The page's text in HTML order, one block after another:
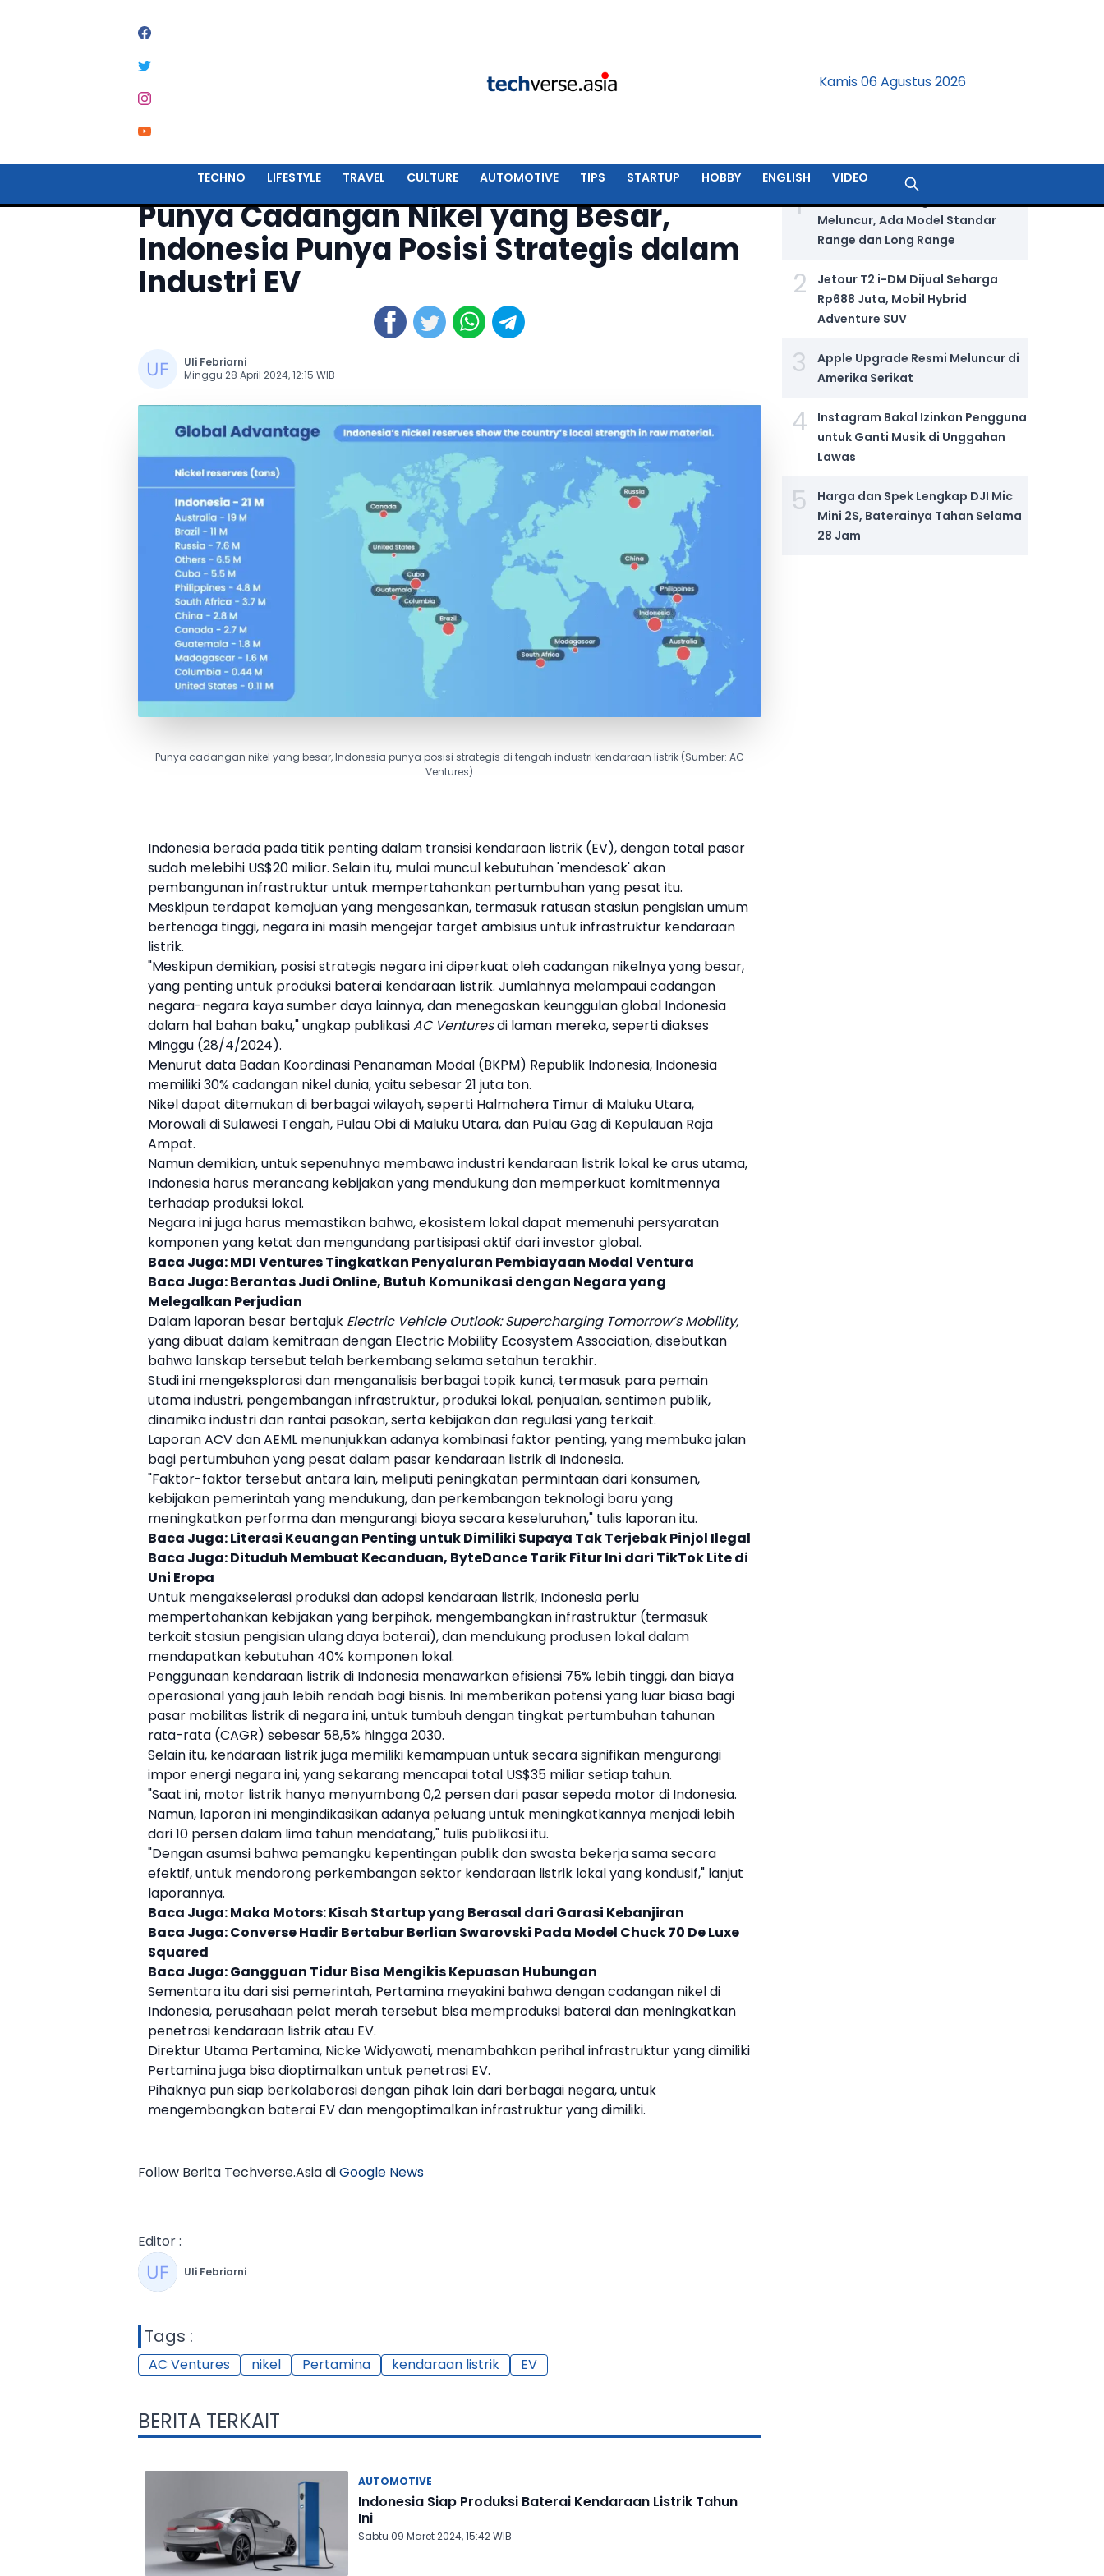
Kamis 06 Agustus 2026
TECHNO LIFESTYLE TRAVEL CULTURE AUTOMOTIVE TIPS STARTUP HOBBY ENGLISH VIDEO
Punya Cadangan Nikel yang Besar,
Indonesia Punya Posisi Strategis dalam
Industri EV
Uli Febriarni
Minggu 28 April 2024, 12:15 WIB
Punya cadangan nikel yang besar, Indonesia punya posisi strategis di tengah industri kendaraan listrik (Sumber: AC
Ventures)
Indonesia berada pada titik penting dalam transisi kendaraan listrik (EV), dengan total pasar
sudah melebihi US$20 miliar. Selain itu, mulai muncul kebutuhan 'mendesak' akan
pembangunan infrastruktur untuk mempertahankan pertumbuhan yang pesat itu.
Meskipun terdapat kemajuan yang mengesankan, termasuk ratusan stasiun pengisian umum
bertenaga tinggi, negara ini masih mengejar target ambisius untuk infrastruktur kendaraan
listrik.
"Meskipun demikian, posisi strategis negara ini diperkuat oleh cadangan nikelnya yang besar,
yang penting untuk produksi baterai kendaraan listrik. Jumlahnya melampaui cadangan
negara-negara kaya sumber daya lainnya, dan menegaskan keunggulan global Indonesia
dalam hal bahan baku," ungkap publikasiAC Venturesdi laman mereka, seperti diakses
Minggu (28/4/2024).
Menurut data Badan Koordinasi Penanaman Modal (BKPM) Republik Indonesia, Indonesia
memiliki 30% cadangan nikeldunia, yaitu sebesar 21 juta ton.
Nikel dapat ditemukan di berbagai wilayah, seperti Halmahera Timur di Maluku Utara,
Morowali di Sulawesi Tengah, Pulau Obi di Maluku Utara, dan Pulau Gag di Kepulauan Raja
Ampat.
Namun demikian, untuk sepenuhnya membawa industri kendaraan listrik lokal ke arus utama,
Indonesia harus merancang kebijakan yang mendukung dan memperkuat komitmennya
terhadap produksi lokal.
Negara ini juga harus memastikan bahwa, ekosistem lokal dapat memenuhi persyaratan
komponen yang ketat dan mengundang partisipasi aktif dari investor global.
Baca Juga:MDI Ventures Tingkatkan Penyaluran Pembiayaan Modal Ventura
Baca Juga:Berantas Judi Online, Butuh Komunikasi dengan Negara yang
Melegalkan Perjudian
Dalam laporan besar bertajuk Electric Vehicle Outlook: Supercharging Tomorrow’s Mobility,
yang dibuat dalam kemitraan dengan Electric Mobility Ecosystem Association, disebutkan
bahwa lanskap tersebut telah berkembang selama setahun terakhir.
Studi ini mengeksplorasi dan menganalisis berbagai topik kunci, termasuk para pemain
utama industri, pengembangan infrastruktur, produksi lokal, penjualan, sentimen publik,
dinamika industri dan rantai pasokan, serta kebijakan dan regulasi yang terkait.
Laporan ACV dan AEML menunjukkan adanya kombinasi faktor penting, yang membuka jalan
bagi pertumbuhan yang pesat dalam pasar kendaraan listrikdi Indonesia.
"Faktor-faktor tersebut antara lain, meliputi peningkatan permintaan dari konsumen,
kebijakan pemerintah yang mendukung, dan perkembangan teknologi baru yang
meningkatkan performa dan mengurangi biaya secara keseluruhan," tulis laporan itu.
Baca Juga:Literasi Keuangan Penting untuk Dimiliki Supaya Tak Terjebak Pinjol Ilegal
Baca Juga:Dituduh Membuat Kecanduan, ByteDance Tarik Fitur Ini dari TikTok Lite di
Uni Eropa
Untuk mengakselerasi produksi dan adopsi kendaraan listrik, Indonesia perlu
mempertahankan kebijakan yang berpihak, mengembangkan infrastruktur (termasuk
terkait stasiun pengisian ulang daya baterai), dan mendukung produsen lokal dalam
mendapatkan kebutuhan 40% komponen lokal.
Penggunaan kendaraan listrikdi Indonesia menawarkan efisiensi 75% lebih tinggi, dan biaya
operasional yang jauh lebih rendah bagi bisnis. Ini memberikan potensi yang luar biasa bagi
pasar mobilitas listrik di negara ini, untuk tumbuh dengan tingkat pertumbuhan tahunan
rata-rata (CAGR) sebesar 58,5% hingga 2030.
Selain itu, kendaraan listrikjuga memiliki kemampuan untuk secara signifikan mengurangi
impor energi negara ini, yang sekarang mencapai total US$35 miliar setiap tahun.
"Saat ini, motor listrik hanya menyumbang 0,2 persen dari pasar sepeda motor di Indonesia.
Namun, laporan ini mengindikasikan adanya peluang untuk meningkatkannya menjadi lebih
dari 10 persen dalam lima tahun mendatang," tulis publikasi itu.
"Dengan asumsi bahwa pemangku kepentingan publik dan swasta bekerja sama secara
efektif, untuk mendorong perkembangan sektor kendaraan listrik lokal yang kondusif," lanjut
laporannya.
Baca Juga:Maka Motors: Kisah Startup yang Berasal dari Garasi Kebanjiran
Baca Juga:Converse Hadir Bertabur Berlian Swarovski Pada Model Chuck 70 De Luxe
Squared
Baca Juga:Gangguan Tidur Bisa Mengikis Kepuasan Hubungan
Sementara itu dari sisi pemerintah, Pertamina meyakini bahwa dengan cadangan nikeldi
Indonesia, perusahaan pelat merah tersebut bisa memproduksi baterai dan meningkatkan
penetrasi kendaraan listrikatau EV.
Direktur Utama Pertamina, Nicke Widyawati, menambahkan perihal infrastruktur yang dimiliki
Pertaminajuga bisa dioptimalkan untuk penetrasi EV.
Pihaknya pun siap berkolaborasi dengan pihak lain dari berbagai negara, untuk
mengembangkan baterai EVdan mengoptimalkan infrastruktur yang dimiliki.
Follow Berita Techverse.Asia diGoogle News
Editor :
Uli Febriarni
Tags :
AC Ventures nikel Pertamina kendaraan listrik EV
BERITA TERKAIT
AUTOMOTIVE
Indonesia Siap Produksi Baterai Kendaraan Listrik Tahun
Ini
Sabtu 09 Maret 2024, 15:42 WIB
1
GIIAS 2026: Wuling Aira Ev Resmi
Meluncur, Ada Model Standar
Range dan Long Range
2
Jetour T2 i-DM Dijual Seharga
Rp688 Juta, Mobil Hybrid
Adventure SUV
3
Apple Upgrade Resmi Meluncur di
Amerika Serikat
4
Instagram Bakal Izinkan Pengguna
untuk Ganti Musik di Unggahan
Lawas
5
Harga dan Spek Lengkap DJI Mic
Mini 2S, Baterainya Tahan Selama
28 Jam